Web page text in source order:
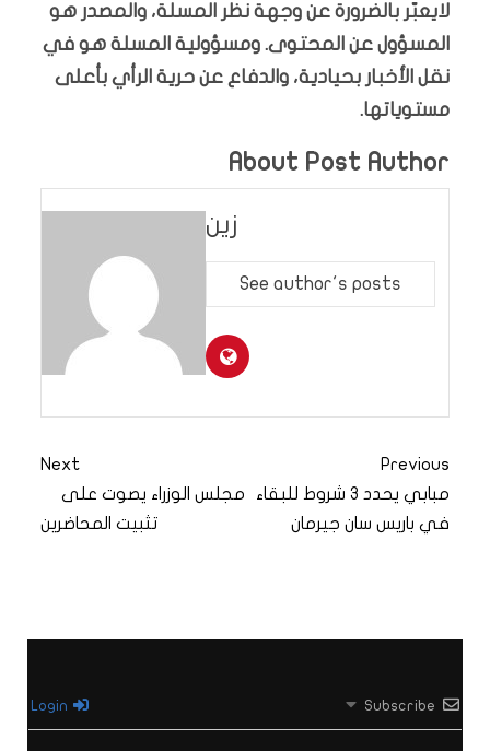
لايعبّر بالضرورة عن وجهة نظر المسلة، والمصدر هو
المسؤول عن المحتوى. ومسؤولية المسلة هو في
نقل الأخبار بحيادية، والدفاع عن حرية الرأي بأعلى
مستوياتها.
About Post Author
زين
See author's posts
Previous
مبابي يحدد 3 شروط للبقاء
في باريس سان جيرمان
Next
مجلس الوزراء يصوت على
تثبيت المحاضرين
Subscribe